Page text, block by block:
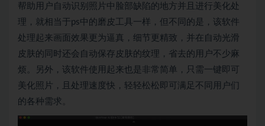
帮助用户自动识别照片中脸部缺陷的地方并且进行美化处
理，就相当于ps中的磨皮工具一样，但不同的是，该软件
处理起来画面效果更为逼真，细节更精致，并在自动光滑
皮肤的同时还会自动保存皮肤的纹理，省去的用户不少麻
烦。另外，该软件使用起来也是非常简单，只需一键即可
美化照片，且处理速度快，轻轻松松即可满足不同用户们
的各种需求。